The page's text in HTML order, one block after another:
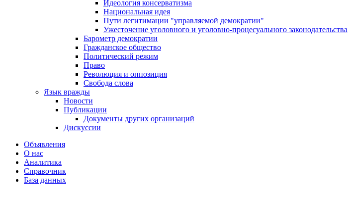
Идеология консерватизма
Национальная идея
Пути легитимации "управляемой демократии"
Ужесточение уголовного и уголовно-процесуального законодательства
Барометр демократии
Гражданское общество
Политический режим
Право
Революция и оппозиция
Свобода слова
Язык вражды
Новости
Публикации
Документы других организаций
Дискуссии
Объявления
О нас
Аналитика
Справочник
База данных